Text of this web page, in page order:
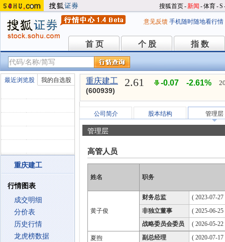
搜狐首页-新闻 -体育-S
意见反馈 手机随时随地看行情
首 页
首 页 个 股
个 股 指 数
指 数
最近浏览股 我的自选股
重庆建工
行情图表
成交明细
分价表
历史行情
龙虎榜数据
重庆建工
(600939)
2.61 -0.07 -2.61%
公司简介 股本结构 管理层
管理层
高管人员
姓名 职务
黄子俊
财务总监
( 2023-07-
非独立董事
( 2025-06-
战略委员会委员
( 2026-05-
夏煦
副总经理 ( 2020-07-